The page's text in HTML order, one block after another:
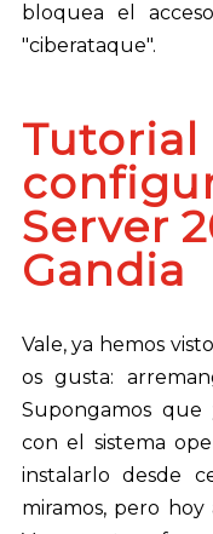
bloquea el
"ciberataque".
Tutorial
Server
Gandia
Vale, ya hemos
os gusta:
Supongamos que
con el sistema
instalarlo desde
miramos, pero